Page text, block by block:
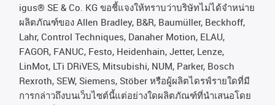
igus® SE & Co. KG ขอชี้แจงให้ทราบว่าบริษัทไม่ได้จําหน่าย
ผลิตภัณฑ์ของ Allen Bradley, B&R, Baumüller, Beckhoff,
Lahr, Control Techniques, Danaher Motion, ELAU,
FAGOR, FANUC, Festo, Heidenhain, Jetter, Lenze,
LinMot, LTi DRiVES, Mitsubishi, NUM, Parker, Bosch
Rexroth, SEW, Siemens, Stöber หรือผู้ผลิตไดรฟ์รายใดที่มี
การกล่าวถึงบนเว็บไซต์นี้แต่อย่างใดผลิตภัณฑ์ที่นําเสนอโดย